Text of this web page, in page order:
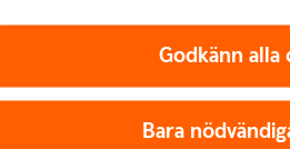
det att Skatteverket fattat beslutet
Godkänn alla
Bara